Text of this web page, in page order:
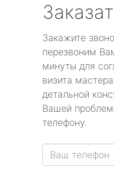
Закажите
перезвоним
минуты для
визита
детальной
Вашей
телефону.